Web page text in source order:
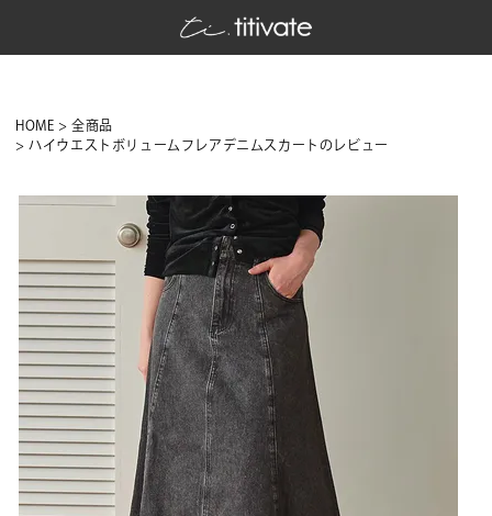
HOME
全商品
ハイウエストボリュームフレアデニムスカートのレビュー